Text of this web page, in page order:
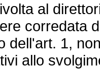
al
corredata
dell'art. 1,
allo